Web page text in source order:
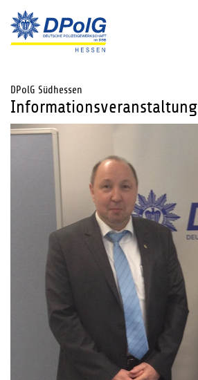
DPolG Südhessen